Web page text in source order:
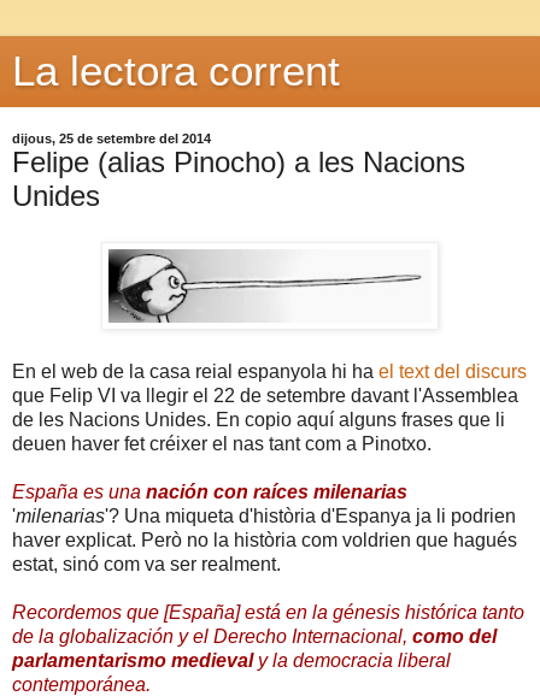
La lectora corrent
dijous, 25 de setembre del 2014
Felipe (alias Pinocho) a les Nacions
Unides
En el web de la casa reial espanyola hi ha el text del discurs
que Felip VI va llegir el 22 de setembre davant l'Assemblea
de les Nacions Unides. En copio aquí alguns frases que li
deuen haver fet créixer el nas tant com a Pinotxo.
España es una nación con raíces milenarias
'milenarias'? Una miqueta d'història d'Espanya ja li podrien
haver explicat. Però no la història com voldrien que hagués
estat, sinó com va ser realment.
Recordemos que [España] está en la génesis histórica tanto
de la globalización y el Derecho Internacional, como del
parlamentarismo medievaly la democracia liberal
contemporánea.